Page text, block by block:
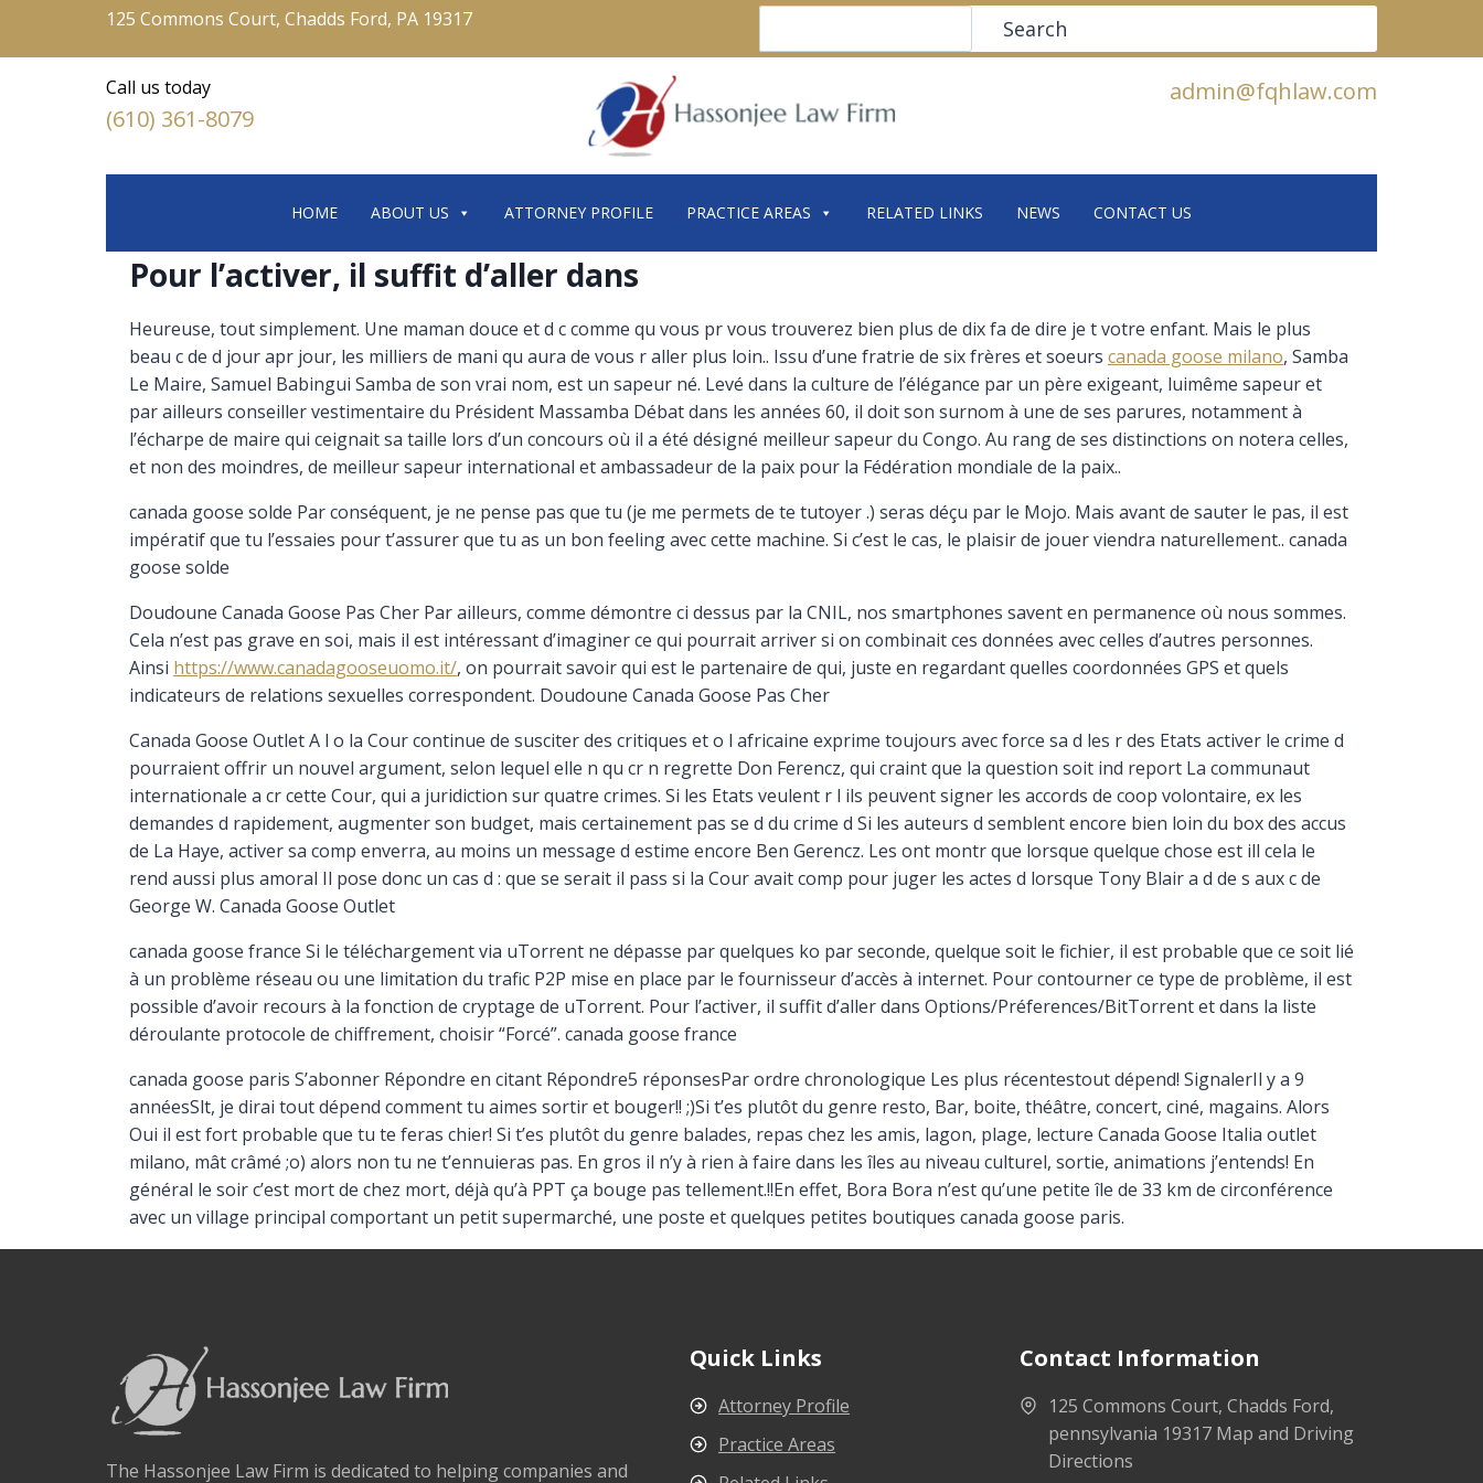
125 Commons Court, Chadds Ford, PA 19317 Search
Call us today
(610) 361-8079
admin@fqhlaw.com
HOME ABOUT US ATTORNEY PROFILE PRACTICE AREAS RELATED LINKS NEWS CONTACT US
Pour l’activer, il suffit d’aller dans
Heureuse, tout simplement. Une maman douce et d c comme qu vous pr vous trouverez bien plus de dix fa de dire je t votre enfant. Mais le plus
beau c de d jour apr jour, les milliers de mani qu aura de vous r aller plus loin.. Issu d’une fratrie de six frères et soeurs canada goose milano, Samba
Le Maire, Samuel Babingui Samba de son vrai nom, est un sapeur né. Levé dans la culture de l’élégance par un père exigeant, luimême sapeur et
par ailleurs conseiller vestimentaire du Président Massamba Débat dans les années 60, il doit son surnom à une de ses parures, notamment à
l’écharpe de maire qui ceignait sa taille lors d’un concours où il a été désigné meilleur sapeur du Congo. Au rang de ses distinctions on notera celles,
et non des moindres, de meilleur sapeur international et ambassadeur de la paix pour la Fédération mondiale de la paix..
canada goose solde Par conséquent, je ne pense pas que tu (je me permets de te tutoyer .) seras déçu par le Mojo. Mais avant de sauter le pas, il est
impératif que tu l’essaies pour t’assurer que tu as un bon feeling avec cette machine. Si c’est le cas, le plaisir de jouer viendra naturellement.. canada
goose solde
Doudoune Canada Goose Pas Cher Par ailleurs, comme démontre ci dessus par la CNIL, nos smartphones savent en permanence où nous sommes.
Cela n’est pas grave en soi, mais il est intéressant d’imaginer ce qui pourrait arriver si on combinait ces données avec celles d’autres personnes.
Ainsi https://www.canadagooseuomo.it/, on pourrait savoir qui est le partenaire de qui, juste en regardant quelles coordonnées GPS et quels
indicateurs de relations sexuelles correspondent. Doudoune Canada Goose Pas Cher
Canada Goose Outlet A l o la Cour continue de susciter des critiques et o l africaine exprime toujours avec force sa d les r des Etats activer le crime d
pourraient offrir un nouvel argument, selon lequel elle n qu cr n regrette Don Ferencz, qui craint que la question soit ind report La communaut
internationale a cr cette Cour, qui a juridiction sur quatre crimes. Si les Etats veulent r l ils peuvent signer les accords de coop volontaire, ex les
demandes d rapidement, augmenter son budget, mais certainement pas se d du crime d Si les auteurs d semblent encore bien loin du box des accus
de La Haye, activer sa comp enverra, au moins un message d estime encore Ben Gerencz. Les ont montr que lorsque quelque chose est ill cela le
rend aussi plus amoral Il pose donc un cas d : que se serait il pass si la Cour avait comp pour juger les actes d lorsque Tony Blair a d de s aux c de
George W. Canada Goose Outlet
canada goose france Si le téléchargement via uTorrent ne dépasse par quelques ko par seconde, quelque soit le fichier, il est probable que ce soit lié
à un problème réseau ou une limitation du trafic P2P mise en place par le fournisseur d’accès à internet. Pour contourner ce type de problème, il est
possible d’avoir recours à la fonction de cryptage de uTorrent. Pour l’activer, il suffit d’aller dans Options/Préferences/BitTorrent et dans la liste
déroulante protocole de chiffrement, choisir “Forcé”. canada goose france
canada goose paris S’abonner Répondre en citant Répondre5 réponsesPar ordre chronologique Les plus récentestout dépend! SignalerIl y a 9
annéesSlt, je dirai tout dépend comment tu aimes sortir et bouger!! ;)Si t’es plutôt du genre resto, Bar, boite, théâtre, concert, ciné, magains. Alors
Oui il est fort probable que tu te feras chier! Si t’es plutôt du genre balades, repas chez les amis, lagon, plage, lecture Canada Goose Italia outlet
milano, mât crâmé ;o) alors non tu ne t’ennuieras pas. En gros il n’y à rien à faire dans les îles au niveau culturel, sortie, animations j’entends! En
général le soir c’est mort de chez mort, déjà qu’à PPT ça bouge pas tellement.!!En effet, Bora Bora n’est qu’une petite île de 33 km de circonférence
avec un village principal comportant un petit supermarché, une poste et quelques petites boutiques canada goose paris.
The Hassonjee Law Firm is dedicated to helping companies and
Quick Links
Attorney Profile
Practice Areas
Contact Information
125 Commons Court, Chadds Ford,
pennsylvania 19317 Map and Driving
Directions